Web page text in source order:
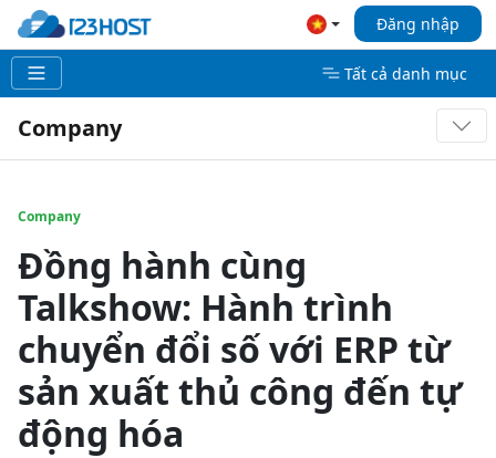
Đăng nhập
Tất cả danh mục
Company
Company
Đồng hành cùng
Talkshow: Hành trình
chuyển đổi số với ERP từ
sản xuất thủ công đến tự
động hóa